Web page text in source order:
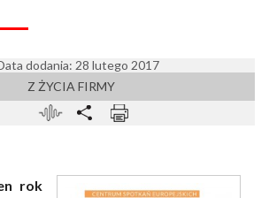
dodania: 28 lutego 2017
Z ŻYCIA FIRMY
rok